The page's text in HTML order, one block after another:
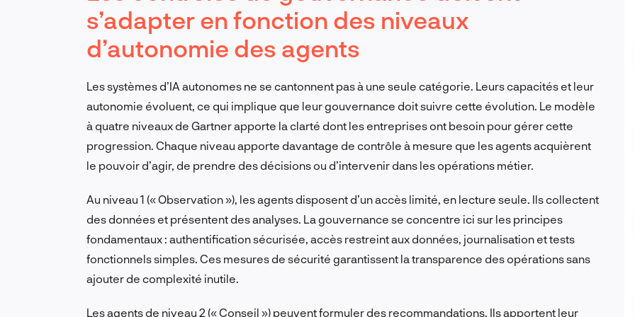
s’adapter en fonction des niveaux
d’autonomie des agents
Les systèmes d’IA autonomes ne se cantonnent pas à une seule catégorie. Leurs capacités et leur
autonomie évoluent, ce qui implique que leur gouvernance doit suivre cette évolution. Le modèle
à quatre niveaux de Gartner apporte la clarté dont les entreprises ont besoin pour gérer cette
progression. Chaque niveau apporte davantage de contrôle à mesure que les agents acquièrent
le pouvoir d’agir, de prendre des décisions ou d’intervenir dans les opérations métier.
Au niveau 1 (« Observation »), les agents disposent d’un accès limité, en lecture seule. Ils collectent
des données et présentent des analyses. La gouvernance se concentre ici sur les principes
fondamentaux : authentification sécurisée, accès restreint aux données, journalisation et tests
fonctionnels simples. Ces mesures de sécurité garantissent la transparence des opérations sans
ajouter de complexité inutile.
Les agents de niveau 2 (« Conseil ») peuvent formuler des recommandations. Ils apportent leur